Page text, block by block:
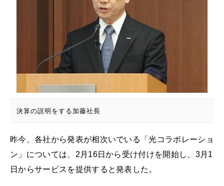
決算の説明をする加藤社長
昨今、各社から発表が相次いでいる「光コラボレーショ
ン」については、2月16日から受け付けを開始し、3月1
日からサービスを提供すると発表した。